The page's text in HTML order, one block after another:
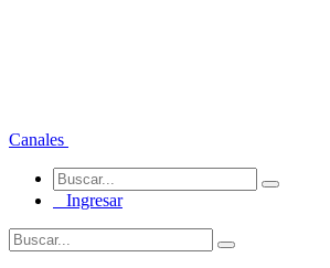
Canales
Ingresar